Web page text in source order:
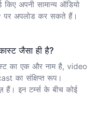
किए अपनी सामान्य ऑडियो
अपलोड कर सकते हैं।
जैसा ही है?
का एक और नाम है, video
का संक्षिप्त रूप।
इन टर्म्स के बीच कोई